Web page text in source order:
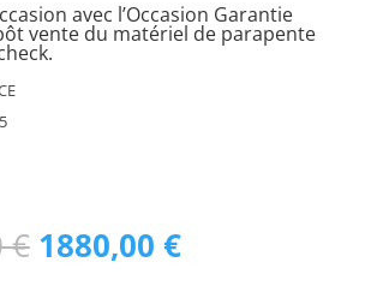
avec l’Occasion Garantie
vente du matériel de parapente
€ Le
prix
1880,00 €Le
prix